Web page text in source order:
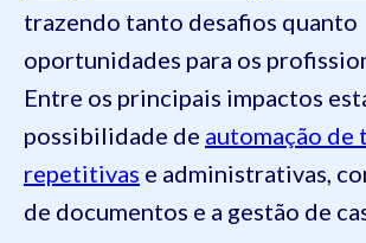
trazendo tanto desafios quanto
oportunidades para os
Entre os principais impactos
possibilidade de automação de
repetitivas e administrativas,
de documentos e a gestão de